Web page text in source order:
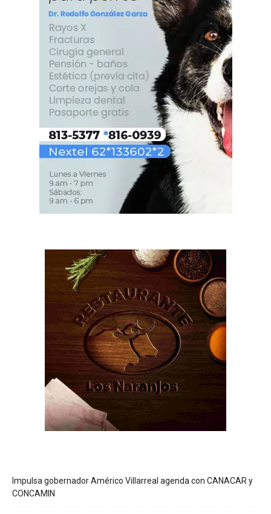
Impulsa gobernador Américo Villarreal agenda con CANACAR y
CONCAMIN